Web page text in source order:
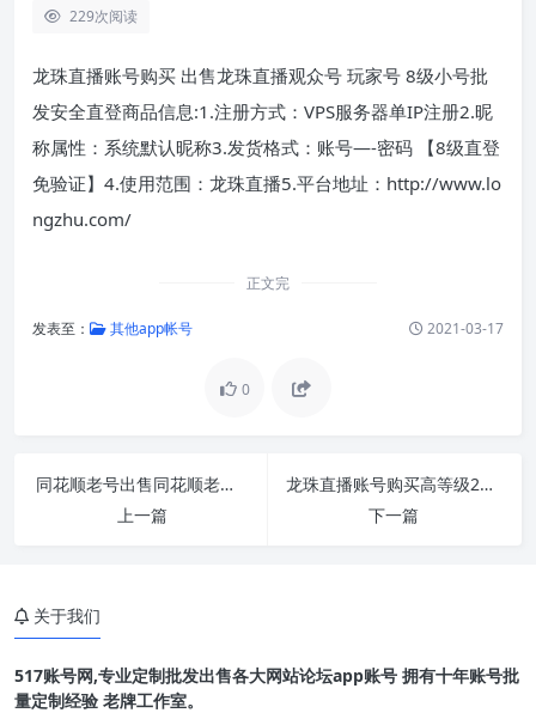
229次阅读
龙珠直播账号购买 出售龙珠直播观众号 玩家号 8级小号批
发安全直登商品信息:1.注册方式：VPS服务器单IP注册2.昵
称属性：系统默认昵称3.发货格式：账号—-密码 【8级直登
免验证】4.使用范围：龙珠直播5.平台地址：http://www.lo
ngzhu.com/
正文完
发表至： 其他app帐号 2021-03-17
0
同花顺老号出售同花顺老号购买批发交易安全直
上一篇
龙珠直播账号购买高等级24小时自动发货
下一篇
关于我们
517账号网,专业定制批发出售各大网站论坛app账号 拥有十年账号批
量定制经验 老牌工作室。